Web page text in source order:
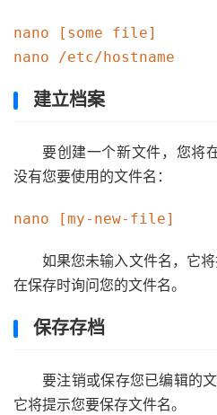
nano [some file]
建立档案
要创建一个新文件，您将
没有您要使用的文件名：
如果您未输入文件名，它
在保存时询问您的文件名。
保存存档
要注销或保存您已编辑的
它将提示您要保存文件名。